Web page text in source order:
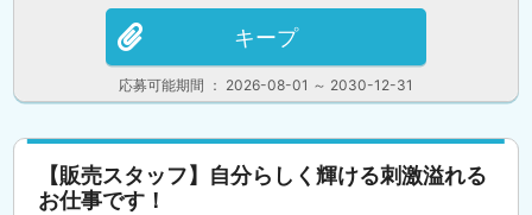
応募可能期間 ： 2026-08-01 ～ 2030-12-31
キープ
【販売スタッフ】自分らしく輝ける刺激溢れる
お仕事です！